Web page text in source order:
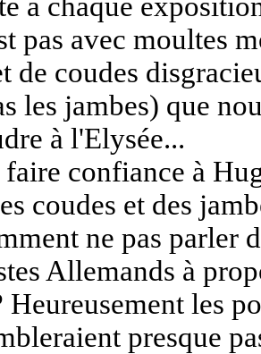
pas avec moultes
de coudes
les jambes) que
à l'Elysée...
confiance à
coudes et des
ne pas
Allemands à
Heureusement les
presque